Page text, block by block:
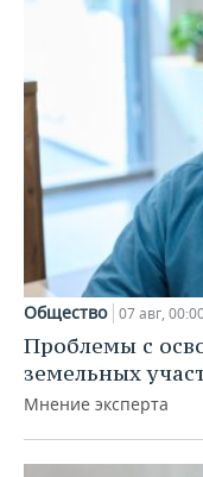
Общество 07 авг,
Проблемы с
земельных
Мнение эксперта